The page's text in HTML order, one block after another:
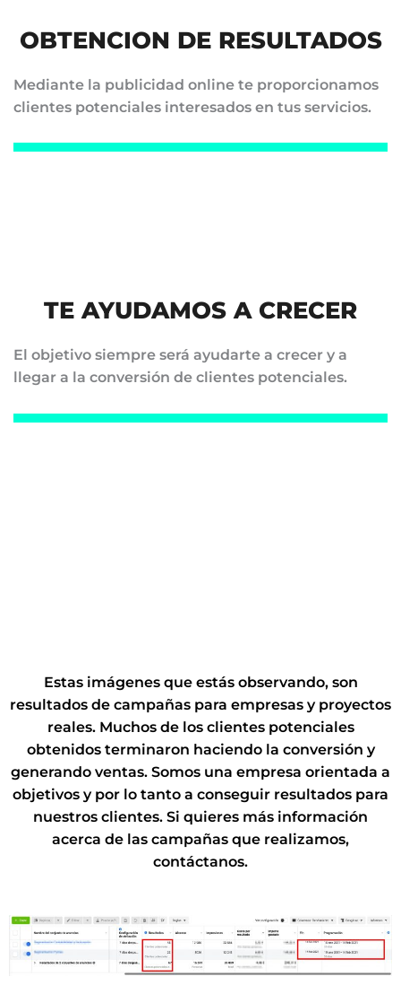
OBTENCION DE RESULTADOS
Mediante la publicidad online te proporcionamos
clientes potenciales interesados en tus servicios.
TE AYUDAMOS A CRECER
El objetivo siempre será ayudarte a crecer y a
llegar a la conversión de clientes potenciales.
Estas imágenes que estás observando, son
resultados de campañas para empresas y proyectos
reales. Muchos de los clientes potenciales
obtenidos terminaron haciendo la conversión y
generando ventas. Somos una empresa orientada a
objetivos y por lo tanto a conseguir resultados para
nuestros clientes. Si quieres más información
acerca de las campañas que realizamos,
contáctanos.